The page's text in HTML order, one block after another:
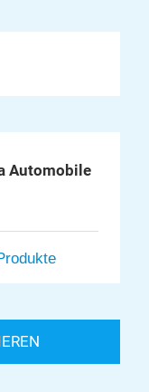
Automobile